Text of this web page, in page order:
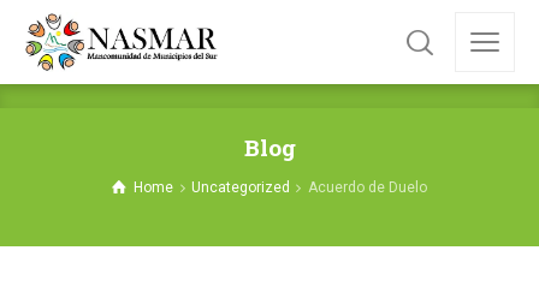
Blog
Home Uncategorized Acuerdo de Duelo